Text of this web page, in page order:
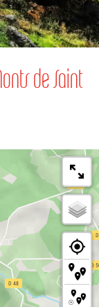
de Saint